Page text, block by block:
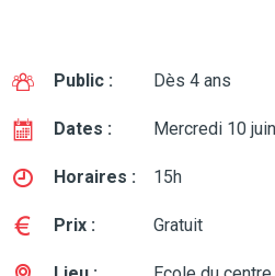
Public : Dès 4 ans
Dates : Mercredi 10
Horaires : 15h
Prix : Gratuit